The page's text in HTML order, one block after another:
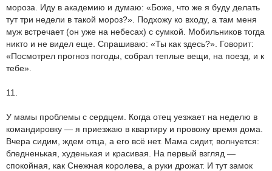
мороза. Иду в академию и думаю: «Боже, что же я буду делать
тут три недели в такой мороз?». Подхожу ко входу, а там меня
муж встречает (он уже на небесах) с сумкой. Мобильников тогда
никто и не видел еще. Спрашиваю: «Ты как здесь?». Говорит:
«Посмотрел прогноз погоды, собрал теплые вещи, на поезд, и к
тебе».
11.
У мамы проблемы с сердцем. Когда отец уезжает на неделю в
командировку — я приезжаю в квартиру и провожу время дома.
Вчера сидим, ждем отца, а его всё нет. Мама сидит, волнуется:
бледненькая, худенькая и красивая. На первый взгляд —
спокойная, как Снежная королева, а руки дрожат. И тут замок